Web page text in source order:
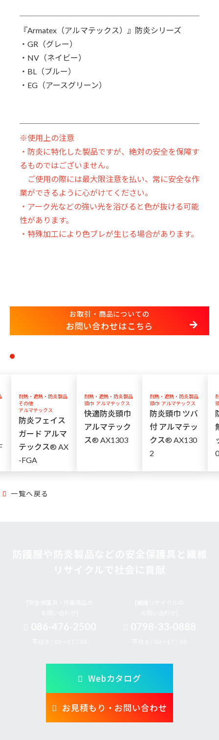
『Armatex（アルマテックス）』防炎シリーズ
・GR（グレー）
・NV（ネイビー）
・BL（ブルー）
・EG（アースグリーン）
※使用上の注意
・防炎に特化した製品ですが、絶対の安全を保障す
るものではございません。
ご使用の際には最大限注意を払い、常に安全な作
業ができるように心がけてください。
・アーク光などの強い光を浴びると色が抜ける可能
性があります。
・特殊加工により色ブレが生じる場合があります。
お取引・商品についての
お問い合わせはこちら
耐熱・遮熱・防炎製品
その他
アルマテックス
防炎フェイス
ガード アルマ
テックス® AX
-FGA
耐熱・遮熱・防炎製品
頭巾 アルマテックス
快適防炎頭巾
アルマテック
ス® AX1303
耐熱・遮熱・防炎製品
頭巾 アルマテックス
防炎頭巾 ツバ
付 アルマテッ
クス® AX130
2
一覧へ戻る
Webカタログ
お見積もり・お問い合わせ